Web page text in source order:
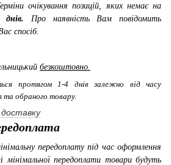
очікування позицій, яких немає на
Про наявність Вам повідомить
спосіб.
безкоштовно.
протягом 1-4 днів залежно від часу
та обраного товару.
доставку
передоплату під час оформлення
мінімальної передоплати товари будуть